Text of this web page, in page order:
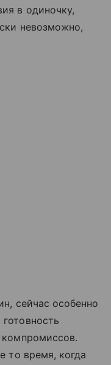
в одиночку,
невозможно,
сейчас особенно
то время, когда